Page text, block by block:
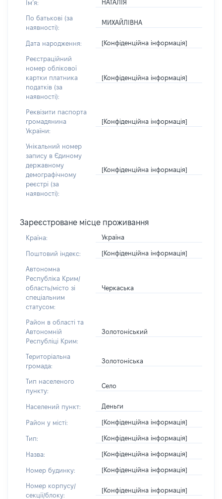
Імʼя: НАТАЛІЯ
По батькові (за
наявності):
МИХАЙЛІВНА
Дата народження: [Конфіденційна інформація]
Реєстраційний
номер облікової
картки платника
податків (за
наявності):
[Конфіденційна інформація]
Реквізити паспорта
громадянина
України:
[Конфіденційна інформація]
Унікальний номер
запису в Єдиному
державному
демографічному
реєстрі (за
наявності):
[Конфіденційна інформація]
Зареєстроване місце проживання
Країна: Україна
Поштовий індекс: [Конфіденційна інформація]
Автономна
Республіка Крим/
область/місто зі
спеціальним
статусом:
Черкаська
Район в області та
Автономній
Республіці Крим:
Золотоніський
Територіальна
громада:
Золотоніська
Тип населеного
пункту:
Село
Населений пункт: Деньги
Район у місті: [Конфіденційна інформація]
Тип: [Конфіденційна інформація]
Назва: [Конфіденційна інформація]
Номер будинку: [Конфіденційна інформація]
Номер корпусу/
секції/блоку:
[Конфіденційна інформація]